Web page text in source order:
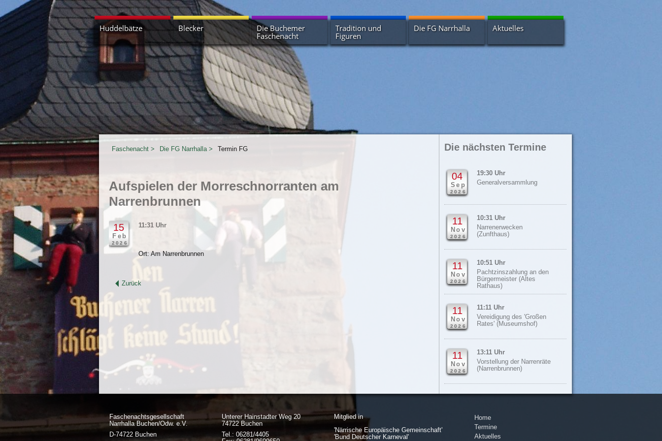
Navigation
überspringen
Huddelbätze
Kerl wach uff
Blecker Die Buchemer
Faschenacht
Geschichte der
Buchemer Faschenacht
Terminübersicht
Narrenbrunnen
Unterstütze die
Buchemer Faschenacht
Tradition und
Figuren
Wagenradsänger
Die FG Narrhalla Aktuelles
Faschenacht Die FG Narrhalla Termin FG
Aufspielen der Morreschnorranten am
Narrenbrunnen
15
Feb
2026
11:31 Uhr
Ort: Am Narrenbrunnen
Zurück
Die nächsten Termine
04
Sep
2026
19:30 Uhr
Generalversammlung
11
Nov
2026
10:31 Uhr
Narrenerwecken
(Zunfthaus)
11
Nov
2026
10:51 Uhr
Pachtzinszahlung an den
Bürgermeister (Altes
Rathaus)
11
Nov
2026
11:11 Uhr
Vereidigung des 'Großen
Rates' (Museumshof)
11
Nov
2026
13:11 Uhr
Vorstellung der Narrenräte
(Narrenbrunnen)
Faschenachtsgesellschaft
Narrhalla Buchen/Odw. e.V.
D-74722 Buchen
Unterer Hainstadter Weg 20
74722 Buchen
Tel.: 06281/4405
Mitglied in
'Närrische Europäische Gemeinschaft'
'Bund Deutscher Karneval'
überspringen
Home
Termine
Aktuelles